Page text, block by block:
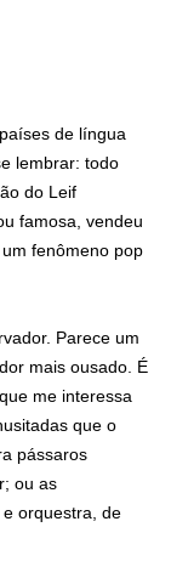
de língua
lembrar: todo
do Leif
famosa, vendeu
fenômeno pop
Parece um
mais ousado. É
me interessa
que o
pássaros
ou as
e orquestra, de